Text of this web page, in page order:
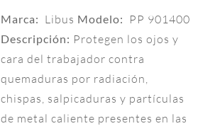
Marca: Libus Modelo: PP 901400
Descripción: Protegen los ojos y
cara del trabajador contra
quemaduras por radiación,
chispas, salpicaduras y partículas
de metal caliente presentes en las